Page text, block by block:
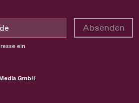
Absenden
ein.
GmbH